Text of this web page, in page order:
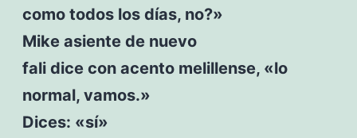
como todos los días, no?»
Mike asiente de nuevo
fali dice con acento melillense, «lo
normal, vamos.»
Dices: «sí»